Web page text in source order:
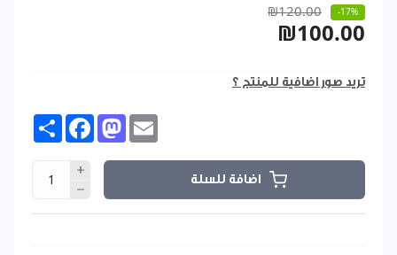
₪120.00 -17%
₪100.00
تريد صور اضافية للمنتج ؟
Share FacebookMastodon
اضافة للسلة